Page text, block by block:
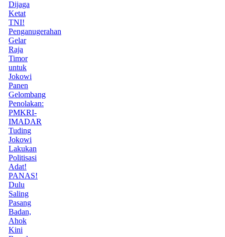
Dijaga
Ketat
TNI!
Penganugerahan
Gelar
Raja
Timor
untuk
Jokowi
Panen
Gelombang
Penolakan:
PMKRI-
IMADAR
Tuding
Jokowi
Lakukan
Politisasi
Adat!
PANAS!
Dulu
Saling
Pasang
Badan,
Ahok
Kini